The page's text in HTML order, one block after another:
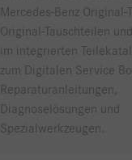
Mercedes-Benz Original-
Original-Tauschteilen
im integrierten
zum Digitalen Service
Reparaturanleitungen,
Diagnoselösungen und
Spezialwerkzeugen.